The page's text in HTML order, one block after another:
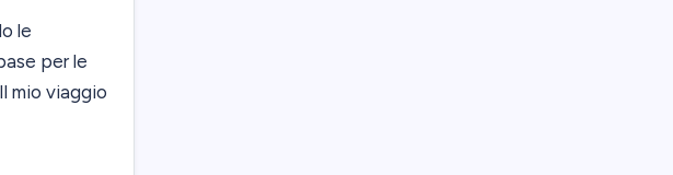
le
per le
mio viaggio